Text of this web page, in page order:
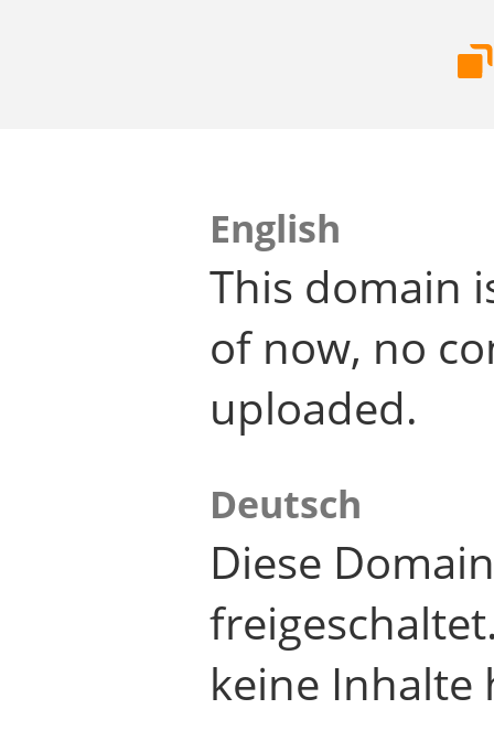
English
This domain
of now, no
uploaded.
Deutsch
Diese
keine Inhalte